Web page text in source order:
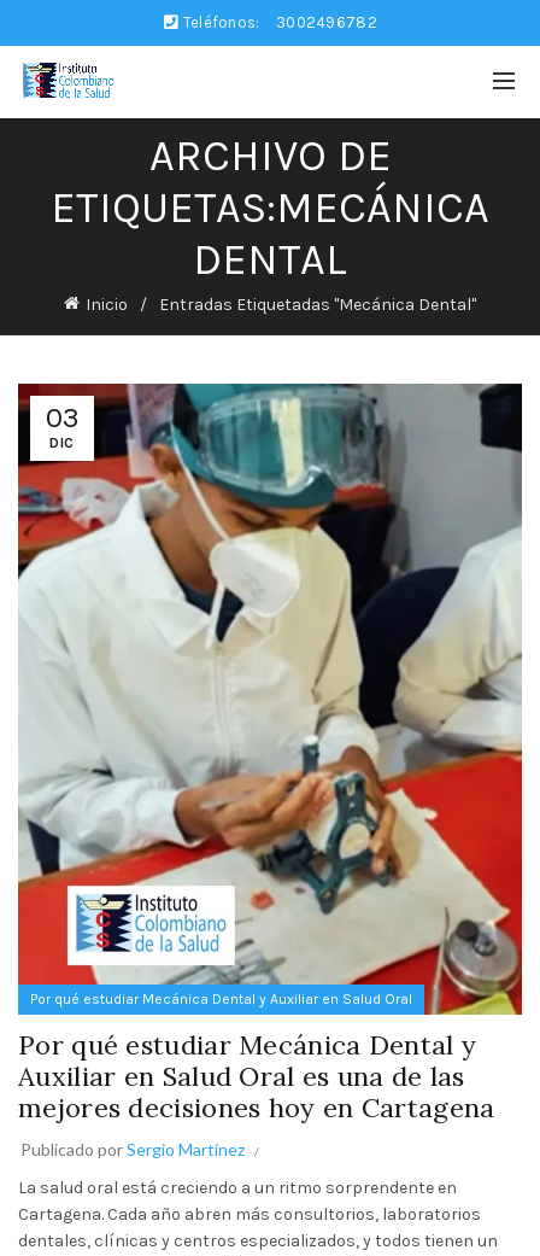
Teléfonos: 3002496782
ARCHIVO DE
ETIQUETAS:MECÁNICA
DENTAL
Inicio Entradas Etiquetadas "Mecánica Dental"
03
DIC
Por qué estudiar Mecánica Dental y Auxiliar en Salud Oral
Por qué estudiar Mecánica Dental y
Auxiliar en Salud Oral es una de las
mejores decisiones hoy en Cartagena
Publicado porSergio Martinez
La salud oral está creciendo a un ritmo sorprendente en
Cartagena. Cada año abren más consultorios, laboratorios
dentales, clínicas y centros especializados, y todos tienen un